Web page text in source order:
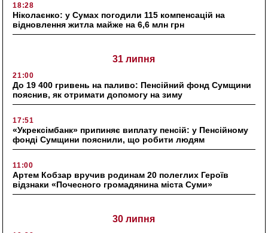
18:28
Ніколаєнко: у Сумах погодили 115 компенсацій на
відновлення житла майже на 6,6 млн грн
31 липня
21:00
До 19 400 гривень на паливо: Пенсійний фонд Сумщини
пояснив, як отримати допомогу на зиму
17:51
«Укрексімбанк» припиняє виплату пенсій: у Пенсійному
фонді Сумщини пояснили, що робити людям
11:00
Артем Кобзар вручив родинам 20 полеглих Героїв
відзнаки «Почесного громадянина міста Суми»
30 липня